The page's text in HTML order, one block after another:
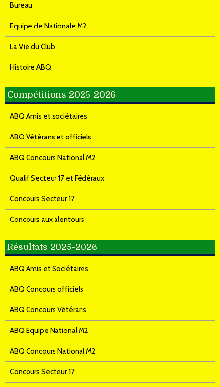
Bureau
Equipe de Nationale M2
La Vie du Club
Histoire ABQ
Compétitions 2025-2026
ABQ Amis et sociétaires
ABQ Vétérans et officiels
ABQ Concours National M2
Qualif Secteur 17 et Fédéraux
Concours Secteur 17
Concours aux alentours
Résultats 2025-2026
ABQ Amis et Sociétaires
ABQ Concours officiels
ABQ Concours Vétérans
ABQ Equipe National M2
ABQ Concours National M2
Concours Secteur 17